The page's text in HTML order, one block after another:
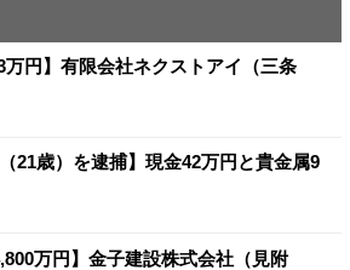
万円】有限会社ネクストアイ（三条
21歳）を逮捕】現金42万円と貴金属9
万円】金子建設株式会社（見附